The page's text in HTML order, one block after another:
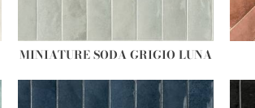
MINIATURE SODA GRIGIO LUNA